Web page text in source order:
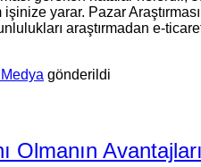
yarar. Pazar
araştırmadan e-
gönderildi
Olmanın Avantajları